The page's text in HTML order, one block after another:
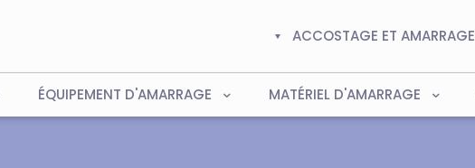
ACCOSTAGE ET AMARRAGE
ÉQUIPEMENT D'AMARRAGE MATÉRIEL D'AMARRAGE